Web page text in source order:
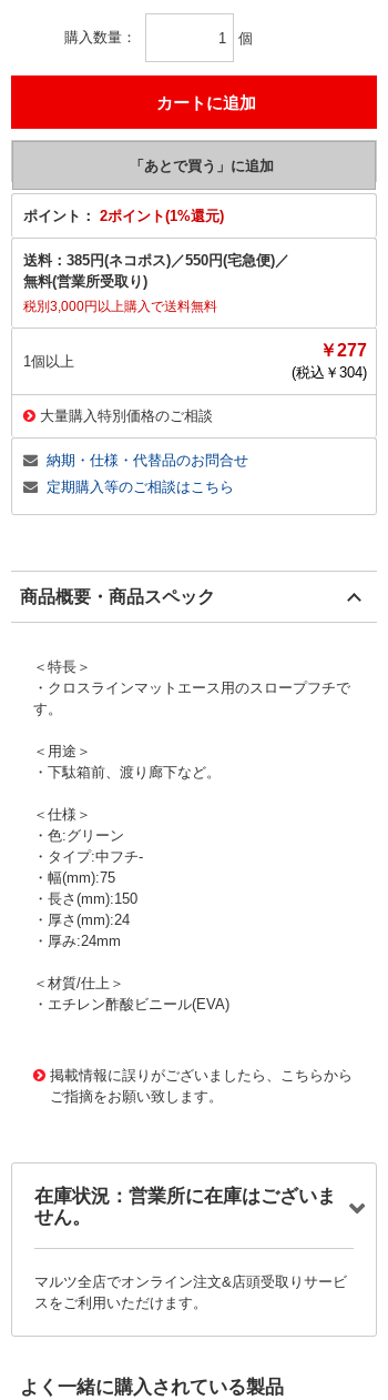
購入数量 個
ポイント： 2ポイント(1%還元)
送料： 385円(ネコポス)／550円(宅急便)／
無料(営業所受取り)
税別3,000円以上購入で送料無料
1個以上
￥277
(税込￥ 304)
大量購入特別価格のご相談
納期・仕様・代替品のお問合せ
定期購入等のご相談はこちら
商品概要・商品スペック
＜特長＞
・クロスラインマットエース用のスロープフチで
す。
＜用途＞
・下駄箱前、渡り廊下など。
＜仕様＞
・色:グリーン
・タイプ:中フチ-
・幅(mm):75
・長さ(mm):150
・厚さ(mm):24
・厚み:24mm
＜材質/仕上＞
・エチレン酢酸ビニール(EVA)
掲載情報に誤りがございましたら、こちらから
ご指摘をお願い致します。
在庫状況：営業所に在庫はございま
せん。
マルツ全店でオンライン注文&店頭受取りサービ
スをご利用いただけます。
よく一緒に購入されている製品